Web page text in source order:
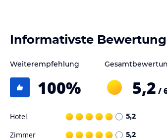
bewundern können. Hier können Sie Ihre
Das Sevastokrator Hotel bietet auch ein modernes
können Sie aus einer großen Auswahl an
erholen. Der Außenpool und der Garten des
Informativste
Weiterempfehlung
100% 5,2 /
Hotel 5,2
Zimmer 5,2